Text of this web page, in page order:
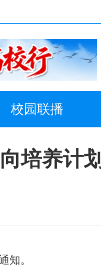
校园联播
培养计划
知。